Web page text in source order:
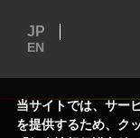
JP
EN
当サイトでは、サー
を提供するため、ク